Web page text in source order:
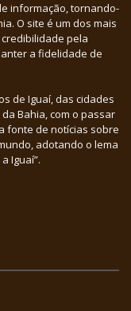
informação, tornando-
O site é um dos mais
pela
a fidelidade de
de Iguaí, das cidades
Bahia, com o passar
fonte de notícias sobre
adotando o lema
Iguaí”.